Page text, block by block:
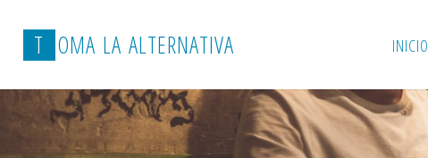
T OMA LA ALTERNATIVA INICIO